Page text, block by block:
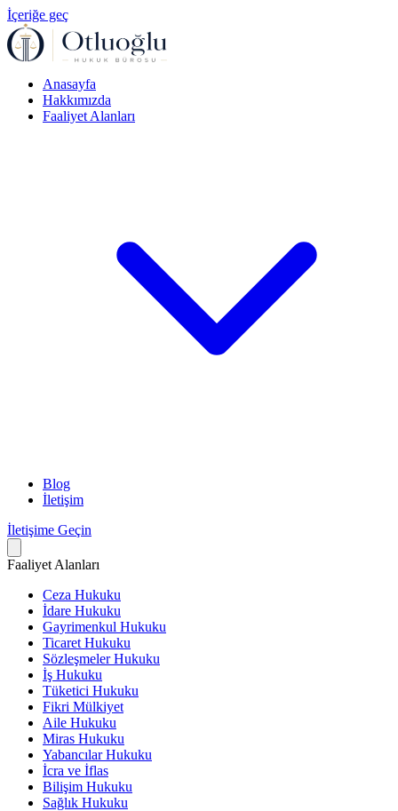
İçeriğe geç
Anasayfa
Hakkımızda
Faaliyet Alanları
Blog
İletişim
İletişime Geçin
Faaliyet Alanları
Ceza Hukuku
İdare Hukuku
Gayrimenkul Hukuku
Ticaret Hukuku
Sözleşmeler Hukuku
İş Hukuku
Tüketici Hukuku
Fikri Mülkiyet
Aile Hukuku
Miras Hukuku
Yabancılar Hukuku
İcra ve İflas
Bilişim Hukuku
Sağlık Hukuku